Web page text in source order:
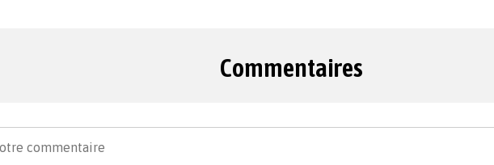
Commentaires